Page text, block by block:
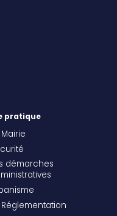
pratique
démarches
Réglementation